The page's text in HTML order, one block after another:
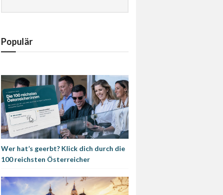
Populär
Wer hat’s geerbt? Klick dich durch die
100 reichsten Österreicher